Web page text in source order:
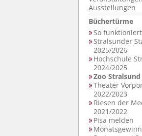
Ausstellungen
Büchertürme
So
Stralsunder
2025/2026
Hochschule
2024/2025
Zoo Stralsund
Theater
2022/2023
Riesen der
2021/2022
Pisa melden